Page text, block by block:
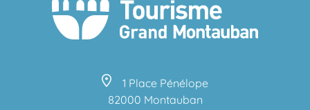
1 Place Pénélope
82000 Montauban